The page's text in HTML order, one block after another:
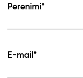
Perenimi*
E-mail*